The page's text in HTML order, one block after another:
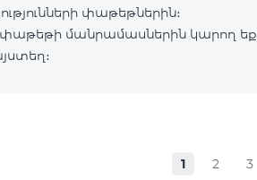
փաթեթներին։
մանրամասներին կարող եք
1 2 3